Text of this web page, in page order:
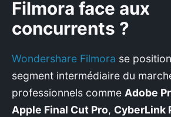
Filmora face aux
concurrents ?
Wondershare Filmora se
segment intermédiaire du
professionnels comme Adobe
Apple Final Cut Pro, CyberLink